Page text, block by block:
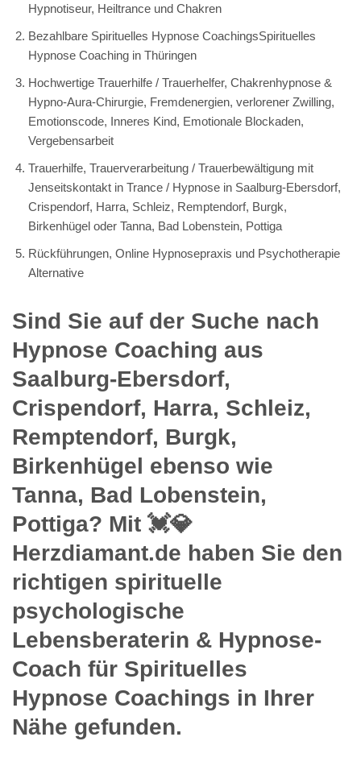
Hypnotiseur, Heiltrance und Chakren
Bezahlbare Spirituelles Hypnose CoachingsSpirituelles
Hypnose Coaching in Thüringen
Hochwertige Trauerhilfe / Trauerhelfer, Chakrenhypnose &
Hypno-Aura-Chirurgie, Fremdenergien, verlorener Zwilling,
Emotionscode, Inneres Kind, Emotionale Blockaden,
Vergebensarbeit
Trauerhilfe, Trauerverarbeitung / Trauerbewältigung mit
Jenseitskontakt in Trance / Hypnose in Saalburg-Ebersdorf,
Crispendorf, Harra, Schleiz, Remptendorf, Burgk,
Birkenhügel oder Tanna, Bad Lobenstein, Pottiga
Rückführungen, Online Hypnosepraxis und Psychotherapie
Alternative
Sind Sie auf der Suche nach
Hypnose Coaching aus
Saalburg-Ebersdorf,
Crispendorf, Harra, Schleiz,
Remptendorf, Burgk,
Birkenhügel ebenso wie
Tanna, Bad Lobenstein,
Pottiga? Mit 💓️💎
Herzdiamant.de haben Sie den
richtigen spirituelle
psychologische
Lebensberaterin & Hypnose-
Coach für Spirituelles
Hypnose Coachings in Ihrer
Nähe gefunden.